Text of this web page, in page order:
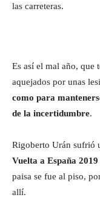
las carreteras.
Es así el mal año, que
aquejados por unas
como para
de la incertidumbre.
Rigoberto Urán sufrió
Vuelta a España
paisa se fue al piso,
allí.